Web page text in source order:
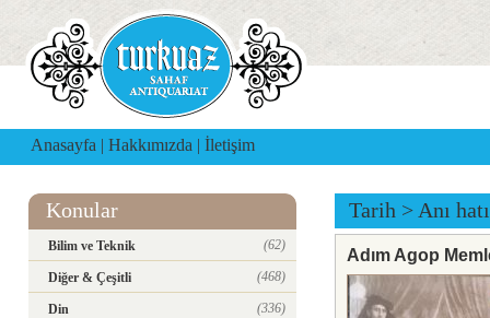
Anasayfa | Hakkımızda | İletişim
Konular
Bilim ve Teknik (62)
Diğer & Çeşitli (468)
Din (336)
Tarih > Anı
Adım Agop